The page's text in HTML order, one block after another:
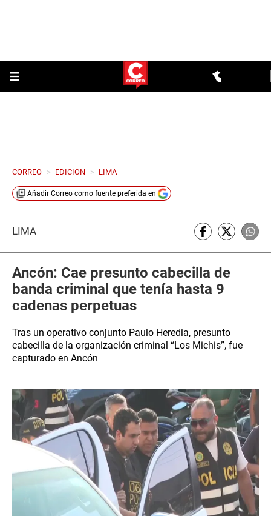
CORREO > EDICION > LIMA
Añadir Correo como fuente preferida en
LIMA
Ancón: Cae presunto cabecilla de
banda criminal que tenía hasta 9
cadenas perpetuas
Tras un operativo conjunto Paulo Heredia, presunto
cabecilla de la organización criminal “Los Michis”, fue
capturado en Ancón